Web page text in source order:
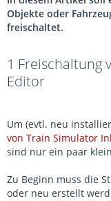
Objekte oder
freischaltet.
1 Freischaltung
Editor
Um (evtl. neu
von Train Simulator
sind nur ein paar
Zu Beginn muss die
oder neu erstellt